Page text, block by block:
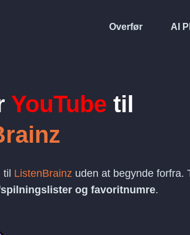
Overfør AI
YouTube til
til ListenBrainz uden at begynde forfra.
og favoritnumre.